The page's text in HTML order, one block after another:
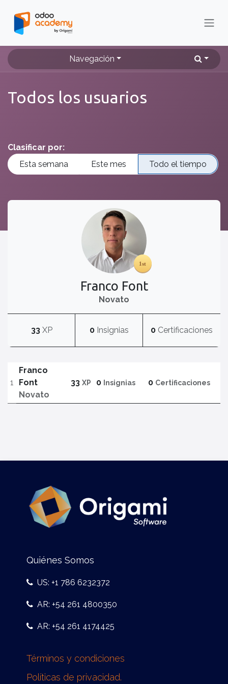
Navegación
Todos los usuarios
Clasificar por:
Esta semana
Este mes Todo el tiempo
Franco Font
Novato
33 XP 0 Insignias 0 Certificaciones
1
Franco
Font
Novato
33 XP 0 Insignias 0 Certificaciones
Quiénes Somos
US: +1 786 6232372
AR: +54 261 4800350
AR: +54 261 4174425
Términos y condiciones
Políticas de privacidad.